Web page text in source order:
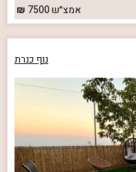
אמצ״ש7500
נוף כנרת